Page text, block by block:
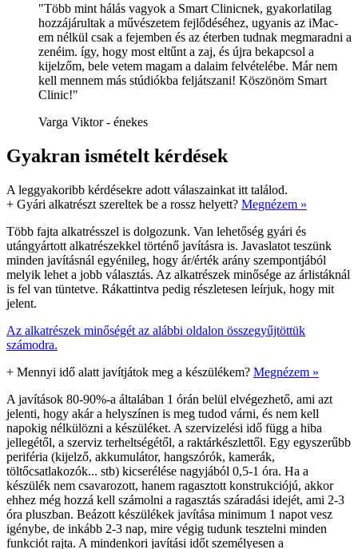
"Több mint hálás vagyok a Smart Clinicnek, gyakorlatilag
hozzájárultak a művészetem fejlődéséhez, ugyanis az iMac-
em nélkül csak a fejemben és az éterben tudnak megmaradni a
zenéim. így, hogy most eltűnt a zaj, és újra bekapcsol a
kijelzőm, bele vetem magam a dalaim felvételébe. Már nem
kell mennem más stúdiókba feljátszani! Köszönöm Smart
Clinic!"
Varga Viktor - énekes
Gyakran ismételt kérdések
A leggyakoribb kérdésekre adott válaszainkat itt találod.
+ Gyári alkatrészt szereltek be a rossz helyett? Megnézem »
Több fajta alkatrésszel is dolgozunk. Van lehetőség gyári és
utángyártott alkatrészekkel történő javításra is. Javaslatot teszünk
minden javításnál egyénileg, hogy ár/érték arány szempontjából
melyik lehet a jobb választás. Az alkatrészek minősége az árlistáknál
is fel van tüntetve. Rákattintva pedig részletesen leírjuk, hogy mit
jelent.
Az alkatrészek minőségét az alábbi oldalon összegyűjtöttük
számodra.
+ Mennyi idő alatt javítjátok meg a készülékem? Megnézem »
A javítások 80-90%-a általában 1 órán belül elvégezhető, ami azt
jelenti, hogy akár a helyszínen is meg tudod várni, és nem kell
napokig nélkülözni a készüléket. A szervizelési idő függ a hiba
jellegétől, a szerviz terheltségétől, a raktárkészlettől. Egy egyszerűbb
periféria (kijelző, akkumulátor, hangszórók, kamerák,
töltőcsatlakozók... stb) kicserélése nagyjából 0,5-1 óra. Ha a
készülék nem csavarozott, hanem ragasztott konstrukciójú, akkor
ehhez még hozzá kell számolni a ragasztás száradási idejét, ami 2-3
óra pluszban. Beázott készülékek javítása minimum 1 napot vesz
igénybe, de inkább 2-3 nap, mire végig tudunk tesztelni minden
funkciót rajta. A mindenkori javítási időt személyesen a